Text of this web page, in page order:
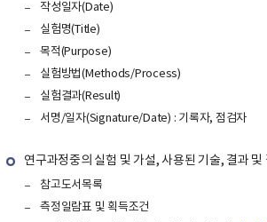
작성일자(Date)
실험명(Title)
목적(Purpose)
실험방법(Methods/Process)
실험결과(Result)
서명/일자(Signature/Date) : 기록자, 점검자
연구과정중의 실험 및 가설, 사용된 기술, 결과
참고도서목록
측정일람표 및 획득조건